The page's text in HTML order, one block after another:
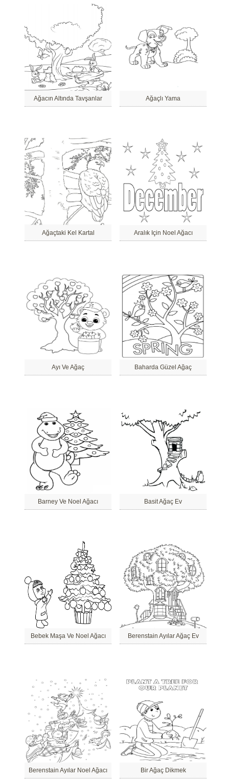
Ağacın Altında Tavşanlar Ağaçlı Yama
Ağaçtaki Kel Kartal Aralık Için Noel Ağacı
Ayı Ve Ağaç Baharda Güzel Ağaç
Barney Ve Noel Ağacı Basit Ağaç Ev
Bebek Maşa Ve Noel Ağacı Berenstain Ayılar Ağaç Ev
Berenstain Ayılar Noel Ağacı Bir Ağaç Dikmek